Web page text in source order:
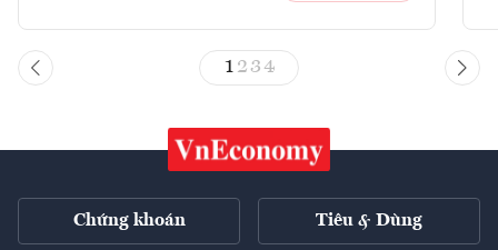
1 23 4
Chứng khoán Tiêu & Dùng